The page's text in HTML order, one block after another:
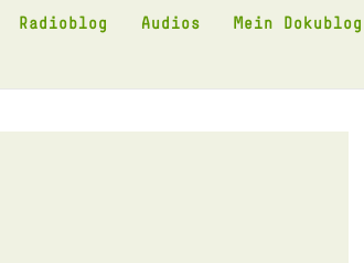
Radioblog Audios Mein Dokublog